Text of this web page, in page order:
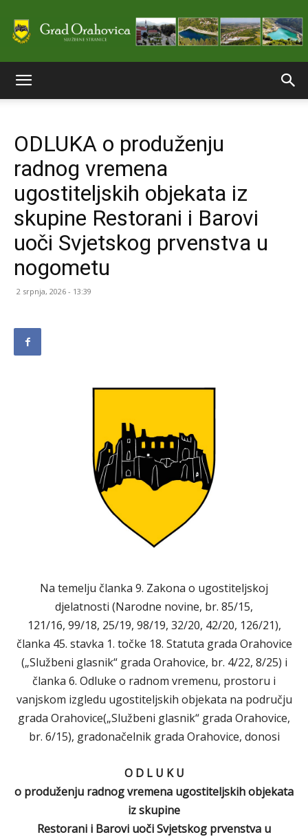
stranice
Grada
ODLUKA o produženju
radnog vremena
ugostiteljskih objekata iz
skupine Restorani i Barovi
uoči Svjetskog prvenstva u
nogometu
2 srpnja, 2026 - 13:39
Na temelju članka 9. Zakona o ugostiteljskoj
djelatnosti (Narodne novine, br. 85/15,
121/16, 99/18, 25/19, 98/19, 32/20, 42/20, 126/21),
članka 45. stavka 1. točke 18. Statuta grada Orahovice
(„Službeni glasnik“ grada Orahovice, br. 4/22, 8/25) i
članka 6. Odluke o radnom vremenu, prostoru i
vanjskom izgledu ugostiteljskih objekata na području
grada Orahovice(„Službeni glasnik“ grada Orahovice,
br. 6/15), gradonačelnik grada Orahovice, donosi
O D L U K U
o produženju radnog vremena ugostiteljskih objekata
iz skupine
Restorani i Barovi uoči Svjetskog prvenstva u